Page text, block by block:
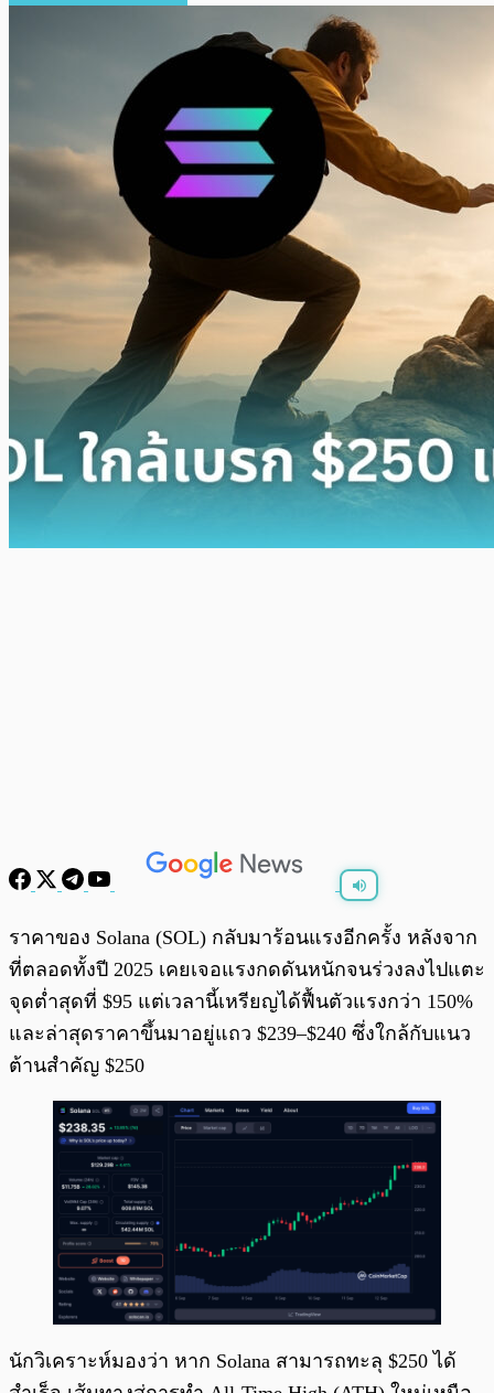
0:00 0:00
ราคาของ Solana (SOL) กลับมาร้อนแรงอีกครั้ง หลังจาก
ที่ตลอดทั้งปี 2025 เคยเจอแรงกดดันหนักจนร่วงลงไปแตะ
จุดต่ำสุดที่ $95 แต่เวลานี้เหรียญได้ฟื้นตัวแรงกว่า 150%
และล่าสุดราคาขึ้นมาอยู่แถว $239–$240 ซึ่งใกล้กับแนว
ต้านสำคัญ $250
นักวิเคราะห์มองว่า หาก Solana สามารถทะลุ $250 ได้